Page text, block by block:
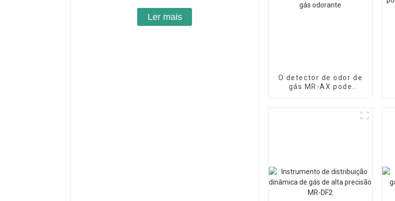
Ler mais
O detector de odor de
gás MR-AX pode